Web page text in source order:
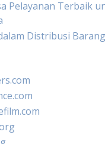
Pelayanan Terbaik
Distribusi